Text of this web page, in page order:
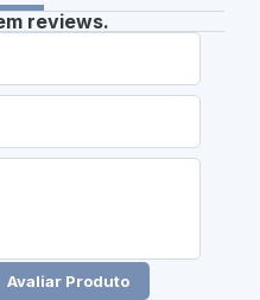
reviews.
Avaliar Produto